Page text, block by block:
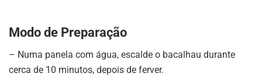
Modo de Preparação
– Numa panela com água, escalde o bacalhau durante
cerca de 10 minutos, depois de ferver.